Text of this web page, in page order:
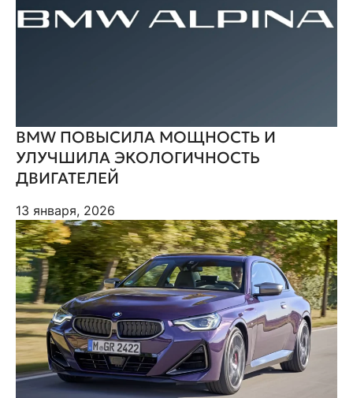
BMW ПОВЫСИЛА МОЩНОСТЬ И
УЛУЧШИЛА ЭКОЛОГИЧНОСТЬ
ДВИГАТЕЛЕЙ
13 января, 2026